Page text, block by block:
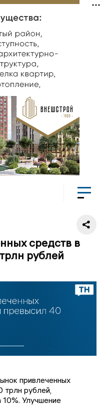
средств в
рублей
привлеченных
трлн рублей,
10%. Улучшение